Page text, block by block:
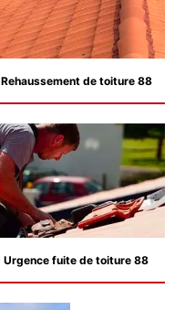
Rehaussement de toiture 88
Urgence fuite de toiture 88